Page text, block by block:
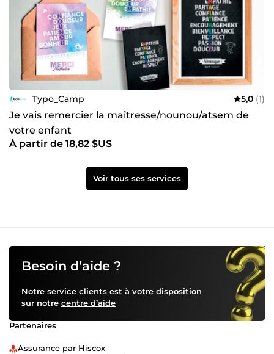
Typo_Camp 5,0 (1)
Je vais remercier la maîtresse/nounou/atsem de
votre enfant
À partir de 18,82 $US
Voir tous ses services
Besoin d’aide ?
Notre service clients est à votre disposition
sur notre centre d’aide
Partenaires
Assurance par Hiscox